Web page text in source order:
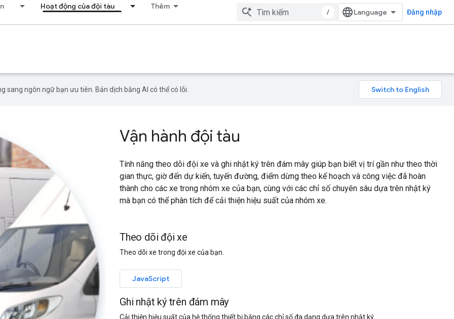
Hoạt động của đội tàu Thêm
/ Đăng nhập
sang ngôn ngữ bạn ưu tiên. Bản dịch bằng AI có thể có lỗi.
Vận hành đội tàu
Tính năng theo dõi đội xe và ghi nhật ký trên đám mây giúp bạn biết vị trí gần như theo thời
gian thực, giờ đến dự kiến, tuyến đường, điểm dừng theo kế hoạch và công việc đã hoàn
thành cho các xe trong nhóm xe của bạn, cùng với các chỉ số chuyên sâu dựa trên nhật ký
mà bạn có thể phân tích để cải thiện hiệu suất của nhóm xe.
Theo dõi đội xe
Theo dõi xe trong đội xe của bạn.
JavaScript
Ghi nhật ký trên đám mây
Cải thiện hiệu suất của hệ thống thiết bị bằng các chỉ số đa dạng dựa trên nhật ký.